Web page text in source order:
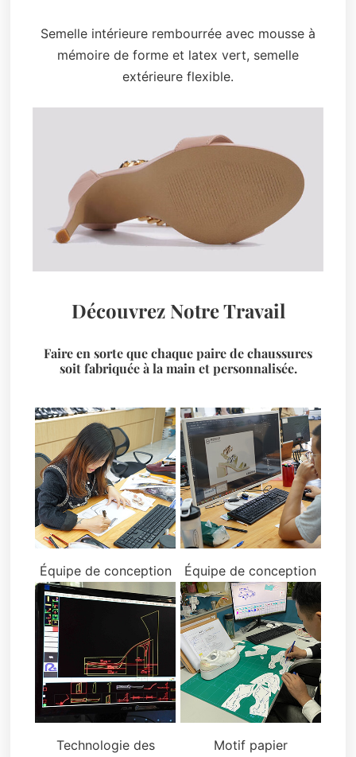
Semelle intérieure rembourrée avec mousse à
mémoire de forme et latex vert, semelle
extérieure flexible.
Découvrez Notre Travail
Faire en sorte que chaque paire de chaussures
soit fabriquée à la main et personnalisée.
Équipe de conception Équipe de conception
Technologie des
Motif papier